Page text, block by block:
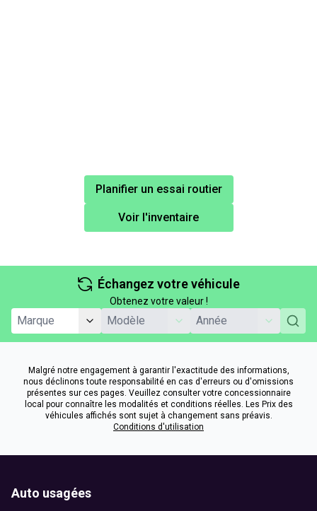
Planifier un essai routier
Voir l'inventaire
Échangez votre véhicule
Obtenez votre valeur !
Malgré notre engagement à garantir l'exactitude des informations,
nous déclinons toute responsabilité en cas d'erreurs ou d'omissions
présentes sur ces pages. Veuillez consulter votre concessionnaire
local pour connaître les modalités et conditions réelles. Les Prix des
véhicules affichés sont sujet à changement sans préavis.
Conditions d'utilisation
Auto usagées